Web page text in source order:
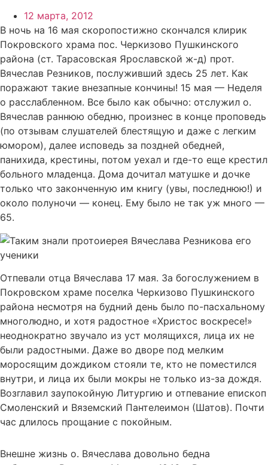
12 марта, 2012
В ночь на 16 мая скоропостижно скончался клирик
Покровского храма пос. Черкизово Пушкинского
района (ст. Тарасовская Ярославской ж-д) прот.
Вячеслав Резников, послуживший здесь 25 лет. Как
поражают такие внезапные кончины! 15 мая — Неделя
о расслабленном. Все было как обычно: отслужил о.
Вячеслав раннюю обедню, произнес в конце проповедь
(по отзывам слушателей блестящую и даже с легким
юмором), далее исповедь за поздней обедней,
панихида, крестины, потом уехал и где-то еще крестил
больного младенца. Дома дочитал матушке и дочке
только что законченную им книгу (увы, последнюю!) и
около полуночи — конец. Ему было не так уж много —
65.
Отпевали отца Вячеслава 17 мая. За богослужением в
Покровском храме поселка Черкизово Пушкинского
района несмотря на будний день было по-пасхальному
многолюдно, и хотя радостное «Христос воскресе!»
неоднократно звучало из уст молящихся, лица их не
были радостными. Даже во дворе под мелким
моросящим дождиком стояли те, кто не поместился
внутри, и лица их были мокры не только из-за дождя.
Возглавил заупокойную Литургию и отпевание епископ
Смоленский и Вяземский Пантелеимон (Шатов). Почти
час длилось прощание с покойным.
Внешне жизнь о. Вячеслава довольно бедна